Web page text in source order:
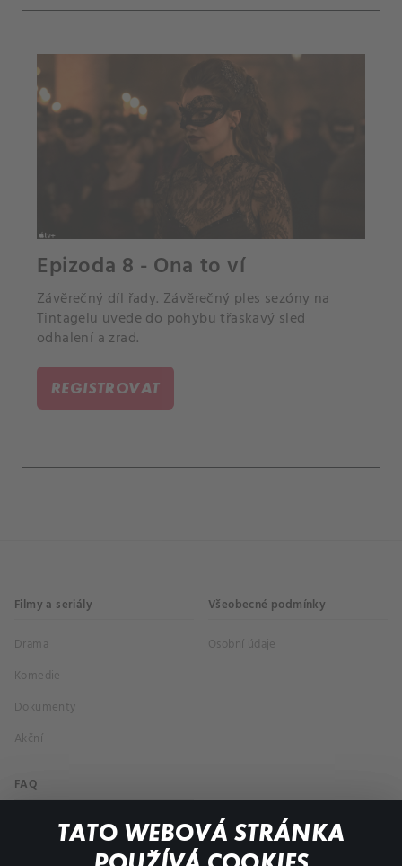
TATO WEBOVÁ STRÁNKA
Epizoda 8 - Ona to ví
Závěrečný díl řady. Závěrečný ples sezóny na
Tintagelu uvede do pohybu třaskavý sled
odhalení a zrad.
REGISTROVAT
Filmy a seriály
Drama
Komedie
Dokumenty
Akční
Všeobecné podmínky
Osobní údaje
FAQ
Můj účet
Důležité odkazy